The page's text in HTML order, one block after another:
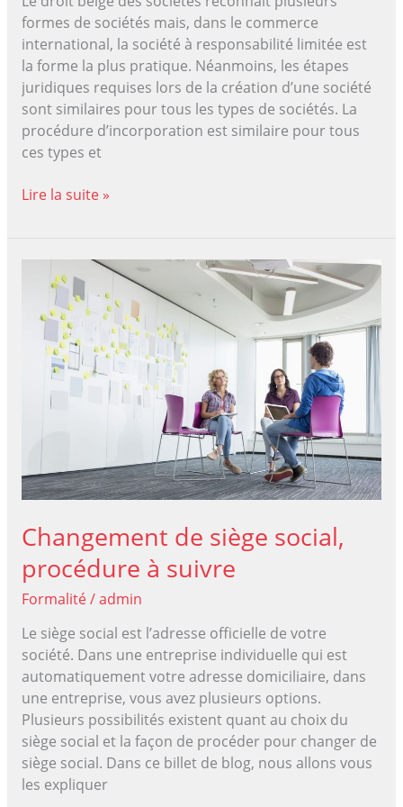
formes de sociétés mais, dans le commerce
international, la société à responsabilité limitée est
la forme la plus pratique. Néanmoins, les étapes
juridiques requises lors de la création d’une société
sont similaires pour tous les types de sociétés. La
procédure d’incorporation est similaire pour tous
ces types et
Quelles
formalités
administratives
création
société
Lire la suite »
Changement de siège social,
procédure à suivre
Formalité/admin
Le siège social est l’adresse officielle de votre
société. Dans une entreprise individuelle qui est
automatiquement votre adresse domiciliaire, dans
une entreprise, vous avez plusieurs options.
Plusieurs possibilités existent quant au choix du
siège social et la façon de procéder pour changer de
siège social. Dans ce billet de blog, nous allons vous
les expliquer